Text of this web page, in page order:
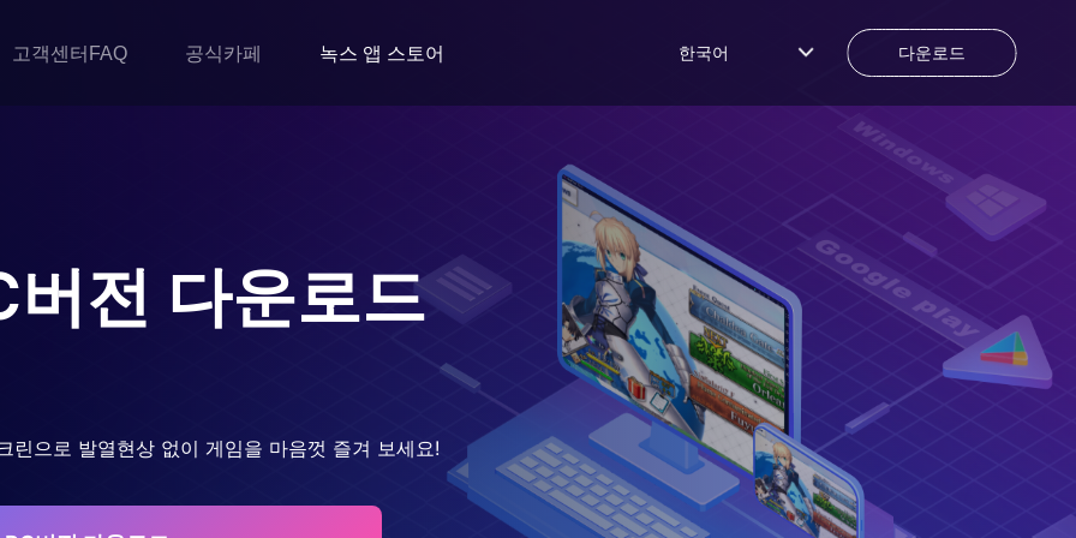
고객센터FAQ 공식카페 녹스 앱 스토어 한국어 다운로드
전 다운로드
린으로 발열현상 없이 게임을 마음껏 즐겨 보세요!